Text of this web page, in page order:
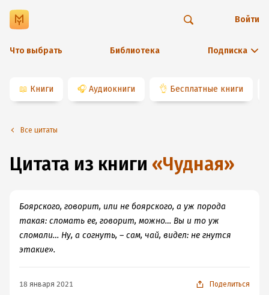
Что выбрать Библиотека Подписка
Войти
📖 Книги 🎧 Аудиокниги 👌 Бесплатные книги
Все цитаты
Цитата из книги «Чудная»
Боярского, говорит, или не боярского, а уж порода
такая: сломать ее, говорит, можно… Вы и то уж
сломали… Ну, а согнуть, – сам, чай, видел: не гнутся
этакие».
18 января 2021 Поделиться